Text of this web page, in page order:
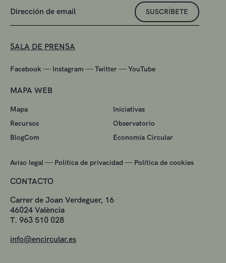
SUSCRÍBETE
SALA DE PRENSA
Facebook— Instagram —Twitter—YouTube
MAPA WEB
Mapa
Iniciativas
Recursos
Observatorio
BlogCom
Economía Circular
Aviso legal— Política de privacidad — Política de cookies
CONTACTO
Carrer de Joan Verdeguer, 16
46024 València
T. 963 510 028
info@encircular.es